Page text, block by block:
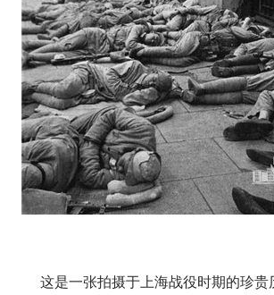
这是一张拍摄于上海战役时期的珍贵